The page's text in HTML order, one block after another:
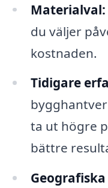
Materialval:
du väljer
kostnaden.
Tidigare
ta ut högre
bättre